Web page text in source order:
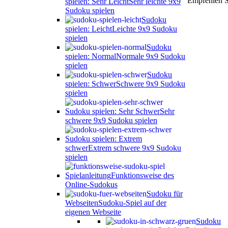
Sudoku spielen
Sudoku
spielen: LeichtLeichte 9x9 Sudoku
spielen
Sudoku
spielen: NormalNormale 9x9 Sudoku
spielen
Sudoku
spielen: SchwerSchwere 9x9 Sudoku
spielen
Sudoku spielen: Sehr SchwerSehr
schwere 9x9 Sudoku spielen
Sudoku spielen: Extrem
schwerExtrem schwere 9x9 Sudoku
spielen
SpielanleitungFunktionsweise des
Online-Sudokus
Sudoku für
WebseitenSudoku-Spiel auf der
eigenen Webseite
Sudoku